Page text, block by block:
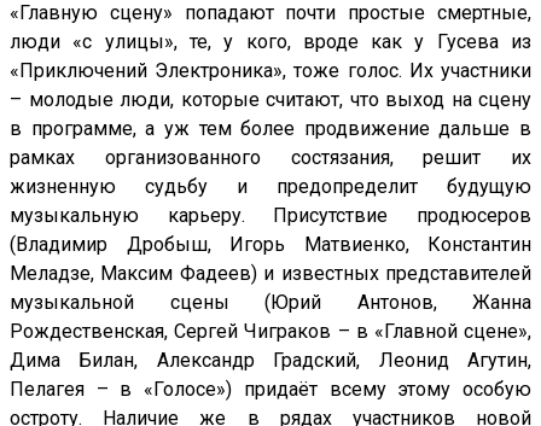
«Главную сцену» попадают почти простые смертные,
люди «с улицы», те, у кого, вроде как у Гусева из
«Приключений Электроника», тоже голос. Их участники
– молодые люди, которые считают, что выход на сцену
в программе, а уж тем более продвижение дальше в
рамках организованного состязания, решит их
жизненную судьбу и предопределит будущую
музыкальную карьеру. Присутствие продюсеров
(Владимир Дробыш, Игорь Матвиенко, Константин
Меладзе, Максим Фадеев) и известных представителей
музыкальной сцены (Юрий Антонов, Жанна
Рождественская, Сергей Чиграков – в «Главной сцене»,
Дима Билан, Александр Градский, Леонид Агутин,
Пелагея – в «Голосе») придаёт всему этому особую
остроту. Наличие же в рядах участников новой